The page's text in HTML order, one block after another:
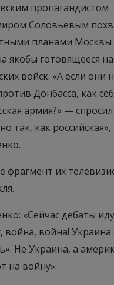
пропагандистом
Соловьевым
планами Москвы
якобы готовящееся
войск. «А если они
Донбасса, как
армия?» —
так, как
фрагмент их
«Сейчас дебаты
война, война! Украина
Не Украина, а
на войну».